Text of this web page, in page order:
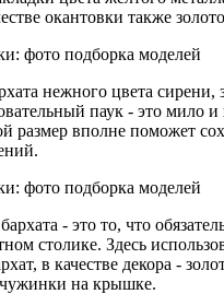
окантовки также
нежного цвета сирени,
паук - это мило и
размер вполне поможет
- это то, что
столике. Здесь
в качестве декора -
на крышке.